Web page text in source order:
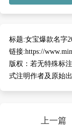
标题:女宝爆款名字
链接:https://
版权： 若无特殊标
式注明作者及原始
上一篇